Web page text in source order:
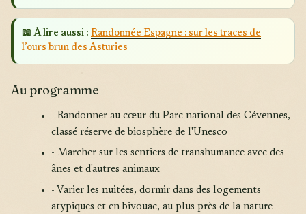
📖 À lire aussi : Randonnée Espagne : sur les traces de
l’ours brun des Asturies
Au programme
- Randonner au cœur du Parc national des Cévennes,
classé réserve de biosphère de l'Unesco
- Marcher sur les sentiers de transhumance avec des
ânes et d'autres animaux
- Varier les nuitées, dormir dans des logements
atypiques et en bivouac, au plus près de la nature